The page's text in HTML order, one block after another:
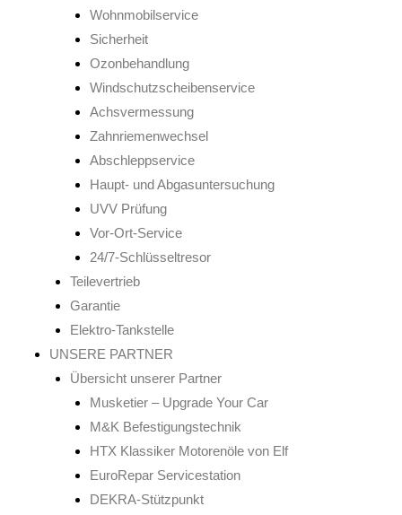
Wohnmobilservice
Sicherheit
Ozonbehandlung
Windschutzscheibenservice
Achsvermessung
Zahnriemenwechsel
Abschleppservice
Haupt- und Abgasuntersuchung
UVV Prüfung
Vor-Ort-Service
24/7-Schlüsseltresor
Teilevertrieb
Garantie
Elektro-Tankstelle
UNSERE PARTNER
Übersicht unserer Partner
Musketier – Upgrade Your Car
M&K Befestigungstechnik
HTX Klassiker Motorenöle von Elf
EuroRepar Servicestation
DEKRA-Stützpunkt